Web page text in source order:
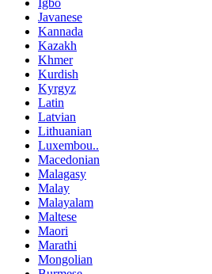
Javanese
Kannada
Kazakh
Khmer
Kurdish
Kyrgyz
Latin
Latvian
Lithuanian
Luxembou..
Macedonian
Malagasy
Malay
Malayalam
Maltese
Maori
Marathi
Mongolian